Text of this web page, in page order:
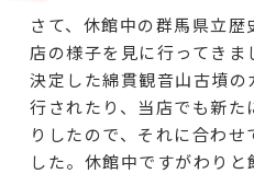
さて、休館中の群馬県立
店の様子を見に行ってき
決定した綿貫観音山古墳
行されたり、当店でも新た
りしたので、それに合わ
した。休館中ですがわり